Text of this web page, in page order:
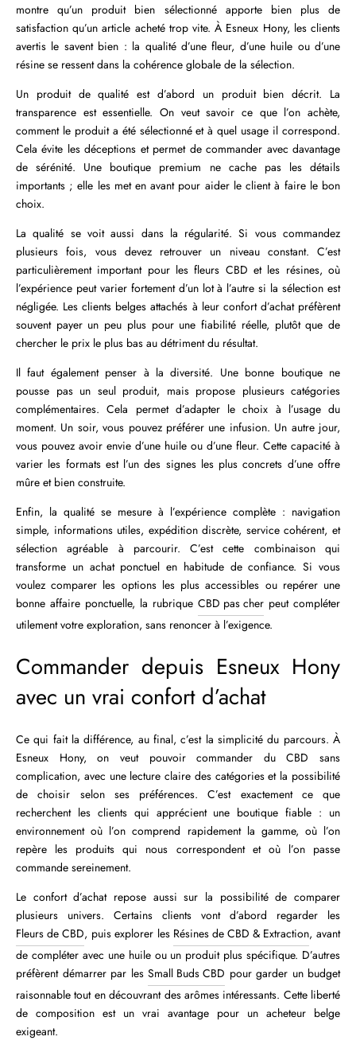
montre qu’un produit bien sélectionné apporte bien plus de
satisfaction qu’un article acheté trop vite. À Esneux Hony, les clients
avertis le savent bien : la qualité d’une fleur, d’une huile ou d’une
résine se ressent dans la cohérence globale de la sélection.
Un produit de qualité est d’abord un produit bien décrit. La
transparence est essentielle. On veut savoir ce que l’on achète,
comment le produit a été sélectionné et à quel usage il correspond.
Cela évite les déceptions et permet de commander avec davantage
de sérénité. Une boutique premium ne cache pas les détails
importants ; elle les met en avant pour aider le client à faire le bon
choix.
La qualité se voit aussi dans la régularité. Si vous commandez
plusieurs fois, vous devez retrouver un niveau constant. C’est
particulièrement important pour les fleurs CBD et les résines, où
l’expérience peut varier fortement d’un lot à l’autre si la sélection est
négligée. Les clients belges attachés à leur confort d’achat préfèrent
souvent payer un peu plus pour une fiabilité réelle, plutôt que de
chercher le prix le plus bas au détriment du résultat.
Il faut également penser à la diversité. Une bonne boutique ne
pousse pas un seul produit, mais propose plusieurs catégories
complémentaires. Cela permet d’adapter le choix à l’usage du
moment. Un soir, vous pouvez préférer une infusion. Un autre jour,
vous pouvez avoir envie d’une huile ou d’une fleur. Cette capacité à
varier les formats est l’un des signes les plus concrets d’une offre
mûre et bien construite.
Enfin, la qualité se mesure à l’expérience complète : navigation
simple, informations utiles, expédition discrète, service cohérent, et
sélection agréable à parcourir. C’est cette combinaison qui
transforme un achat ponctuel en habitude de confiance. Si vous
voulez comparer les options les plus accessibles ou repérer une
bonne affaire ponctuelle, la rubrique CBD pas cher peut compléter
utilement votre exploration, sans renoncer à l’exigence.
Commander depuis Esneux Hony
avec un vrai confort d’achat
Ce qui fait la différence, au final, c’est la simplicité du parcours. À
Esneux Hony, on veut pouvoir commander du CBD sans
complication, avec une lecture claire des catégories et la possibilité
de choisir selon ses préférences. C’est exactement ce que
recherchent les clients qui apprécient une boutique fiable : un
environnement où l’on comprend rapidement la gamme, où l’on
repère les produits qui nous correspondent et où l’on passe
commande sereinement.
Le confort d’achat repose aussi sur la possibilité de comparer
plusieurs univers. Certains clients vont d’abord regarder les
Fleurs de CBD, puis explorer les Résines de CBD & Extraction, avant
de compléter avec une huile ou un produit plus spécifique. D’autres
préfèrent démarrer par les Small Buds CBD pour garder un budget
raisonnable tout en découvrant des arômes intéressants. Cette liberté
de composition est un vrai avantage pour un acheteur belge
exigeant.